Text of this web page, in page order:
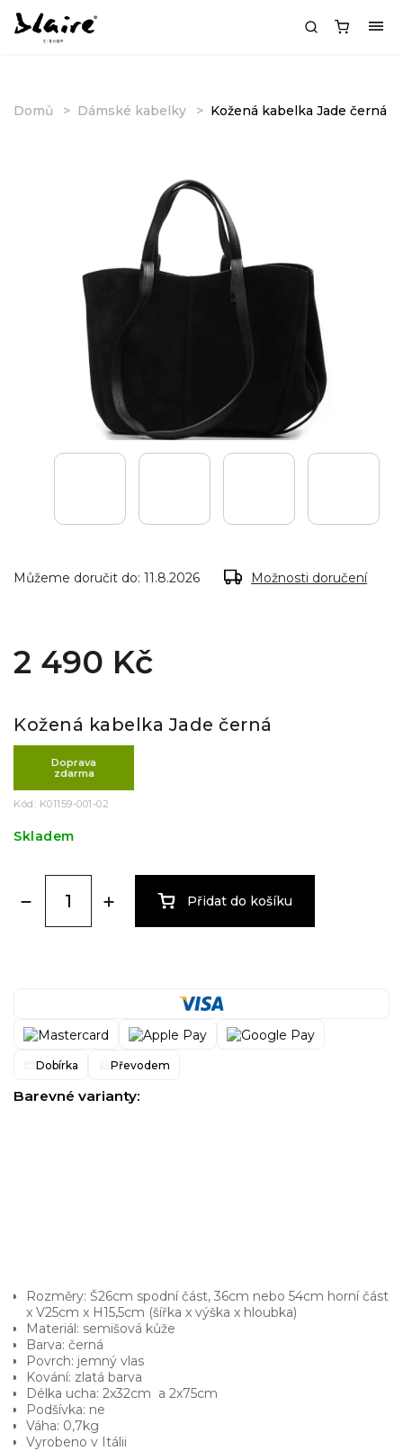
Domů Dámské kabelky Kožená kabelka Jade černá
Můžeme doručit do: 11.8.2026 Možnosti doručení
2 490 Kč
Kožená kabelka Jade černá
Doprava
zdarma
Kód: K01159-001-02
Skladem
Přidat do košíku
Dobírka Převodem
Barevné varianty:
Rozměry: Š26cm spodní část, 36cm nebo 54cm horní část
x V25cm x H15,5cm (šířka x výška x hloubka)
Materiál: semišová kůže
Barva: černá
Povrch: jemný vlas
Kování: zlatá barva
Délka ucha: 2x32cm a 2x75cm
Podšívka: ne
Váha: 0,7kg
Vyrobeno v Itálii